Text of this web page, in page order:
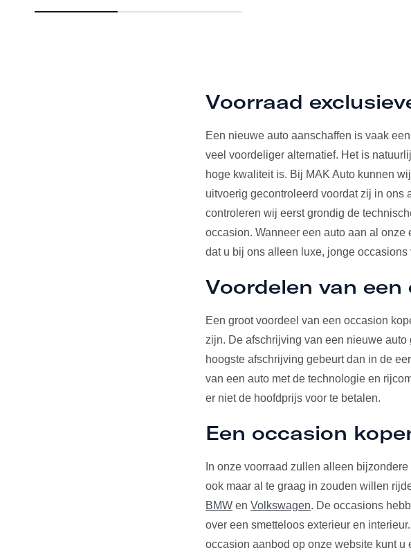
Voorraad
Een nieuwe auto aanschaffen is vaak
veel voordeliger alternatief. Het is
hoge kwaliteit is. Bij MAK Auto kunnen
uitvoerig gecontroleerd voordat zij in ons
controleren wij eerst grondig de
occasion. Wanneer een auto aan al
dat u bij ons alleen luxe, jonge
Voordelen van
Een groot voordeel van een occasion
zijn. De afschrijving van een nieuwe
hoogste afschrijving gebeurt dan in de
van een auto met de technologie en
er niet de hoofdprijs voor te betalen.
Een occasion
In onze voorraad zullen alleen
ook maar al te graag in zouden willen
BMW en Volkswagen. De occasions
over een smetteloos exterieur en
occasion aanbod op onze website kunt